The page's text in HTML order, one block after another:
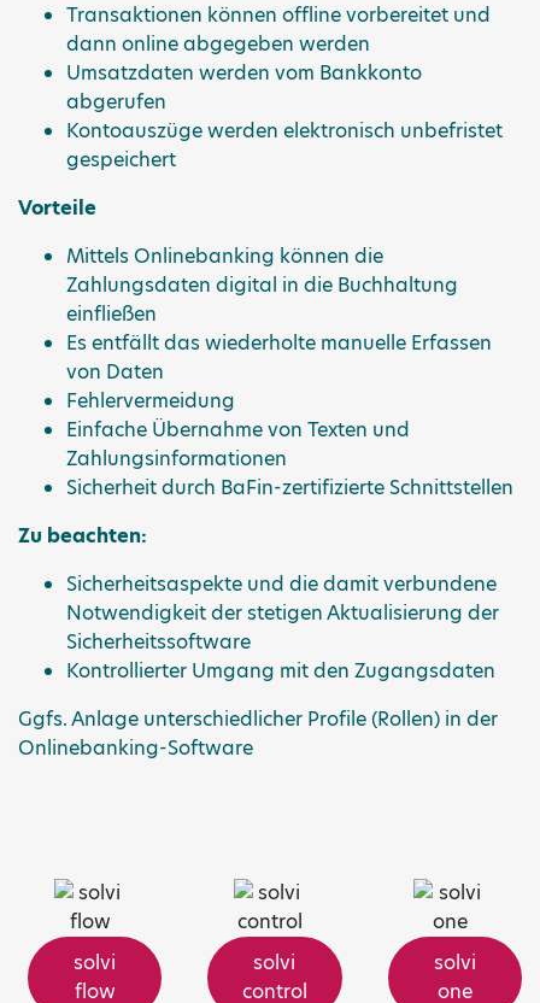
Transaktionen können offline vorbereitet und
dann online abgegeben werden
Umsatzdaten werden vom Bankkonto
abgerufen
Kontoauszüge werden elektronisch unbefristet
gespeichert
Vorteile
Mittels Onlinebanking können die
Zahlungsdaten digital in die Buchhaltung
einfließen
Es entfällt das wiederholte manuelle Erfassen
von Daten
Fehlervermeidung
Einfache Übernahme von Texten und
Zahlungsinformationen
Sicherheit durch BaFin-zertifizierte Schnittstellen
Zu beachten:
Sicherheitsaspekte und die damit verbundene
Notwendigkeit der stetigen Aktualisierung der
Sicherheitssoftware
Kontrollierter Umgang mit den Zugangsdaten
Ggfs. Anlage unterschiedlicher Profile (Rollen) in der
Onlinebanking-Software
solvi
flow
solvi
control
solvi
one